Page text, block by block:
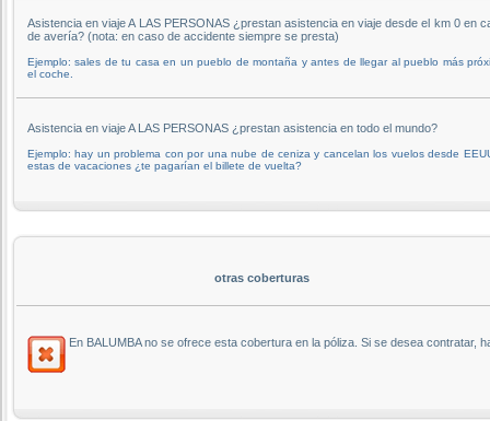
Asistencia en viaje A LAS PERSONAS ¿prestan asistencia en viaje desde el km 0 en
de avería? (nota: en caso de accidente siempre se presta)
Ejemplo: sales de tu casa en un pueblo de montaña y antes de llegar al pueblo más
el coche.
Asistencia en viaje A LAS PERSONAS ¿prestan asistencia en todo el mundo?
Ejemplo: hay un problema con por una nube de ceniza y cancelan los vuelos desde
estas de vacaciones ¿te pagarían el billete de vuelta?
otras coberturas
En BALUMBA no se ofrece esta cobertura en la póliza. Si se desea contratar,